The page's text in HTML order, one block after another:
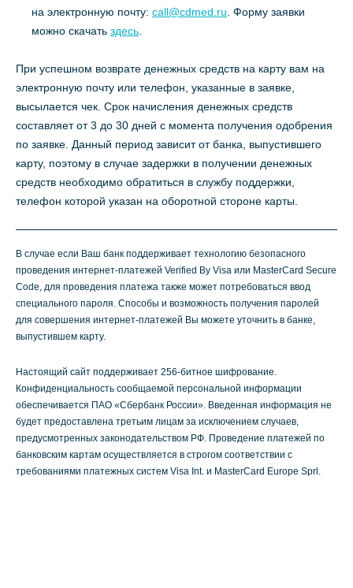
на электронную почту: call@cdmed.ru . Форму заявки
можно скачать здесь
При успешном возврате денежных средств на карту вам на
электронную почту или телефон, указанные в заявке,
высылается чек. Срок начисления денежных средств
составляет от 3 до 30 дней с момента получения одобрения
по заявке. Данный период зависит от банка, выпустившего
карту, поэтому в случае задержки в получении денежных
средств необходимо обратиться в службу поддержки,
телефон которой указан на оборотной стороне карты.
В случае если Ваш банк поддерживает технологию безопасного
проведения интернет-платежей Verified By Visa или MasterCard Secure
Code, для проведения платежа также может потребоваться ввод
специального пароля. Способы и возможность получения паролей
для совершения интернет-платежей Вы можете уточнить в банке,
выпустившем карту.
Настоящий сайт поддерживает 256-битное шифрование.
Конфиденциальность сообщаемой персональной информации
обеспечивается ПАО «Сбербанк России». Введенная информация не
будет предоставлена третьим лицам за исключением случаев,
предусмотренных законодательством РФ. Проведение платежей по
банковским картам осуществляется в строгом соответствии с
требованиями платежных систем Visa Int. и MasterCard Europe Sprl.